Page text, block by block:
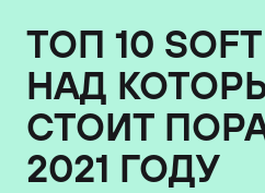
ТОП 10
НАД
СТОИТ
2021 ГОДУ